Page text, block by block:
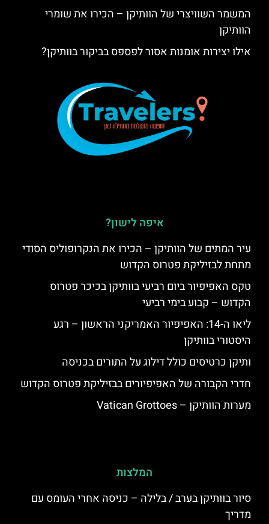
המשמר השוויצרי של הוותיקן – הכירו את שומרי
הוותיקן
אילו יצירות אומנות אסור לפספס בביקור בוותיקן?
איפה לישון?
עיר המתים של הוותיקן – הכירו את הנקרופוליס הסודי
מתחת לבזיליקת פטרוס הקדוש
טקס האפיפיור ביום רביעי בוותיקן בכיכר פטרוס
הקדוש – קבוע בימי רביעי
ליאו ה-14: האפיפיור האמריקני הראשון – רגע
היסטורי בוותיקן
ותיקן כרטיסים כולל דילוג על התורים בכניסה
חדרי הקבורה של האפיפיורים בבזיליקת פטרוס הקדוש
מערות הוותיקן – Vatican Grottoes
המלצות
סיור בוותיקן בערב / בלילה – כניסה אחרי העומס עם
מדריך